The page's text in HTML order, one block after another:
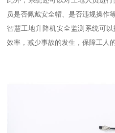
员是否佩戴安全帽、是否违规操作
智慧工地升降机安全监测系统可
效率，减少事故的发生，保障工人